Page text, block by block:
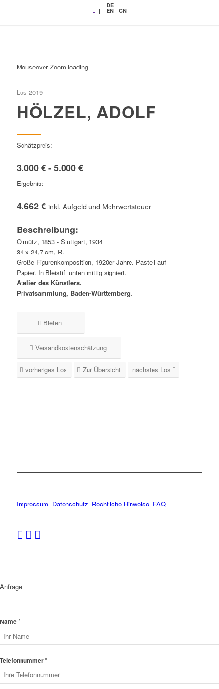
|
DE
EN CN
Mouseover Zoom loading...
Los 2019
HÖLZEL, ADOLF
Schätzpreis:
3.000 € - 5.000 €
Ergebnis:
4.662 € inkl. Aufgeld und Mehrwertsteuer
Beschreibung:
Olmütz, 1853 - Stuttgart, 1934
34 x 24,7 cm, R.
Große Figurenkomposition, 1920er Jahre. Pastell auf
Papier. In Bleistift unten mittig signiert.
Atelier des Künstlers.
Privatsammlung, Baden-Württemberg.
Bieten
Versandkostenschätzung
vorheriges Los Zur Übersicht nächstes Los
Impressum Datenschutz Rechtliche Hinweise FAQ
Anfrage
Name*
Telefonnummer*